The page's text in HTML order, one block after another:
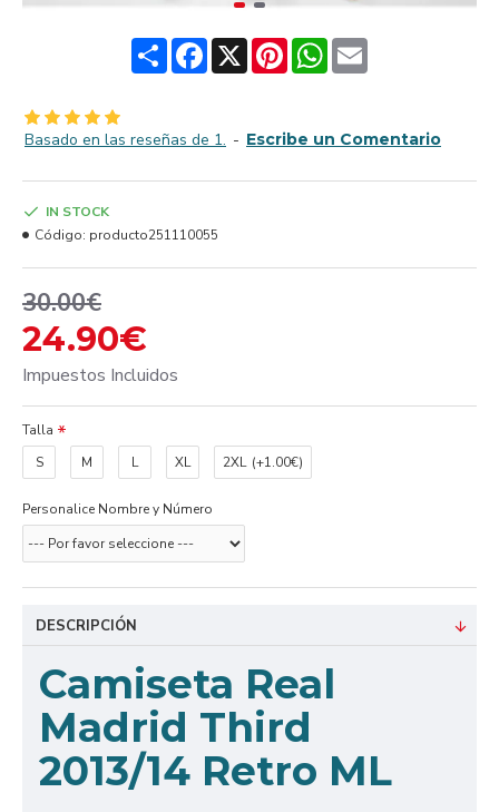
ShareFacebook
X PinterestWhatsApp
Email
Basado en las reseñas de 1. - Escribe un Comentario
24.90€
30.00€
Impuestos Incluidos
IN STOCK
Código: producto251110055
Talla
S
M L XL 2XL (+1.00€)
Personalice Nombre y Número
DESCRIPCIÓN
Camiseta Real
Madrid Third
2013/14 Retro ML